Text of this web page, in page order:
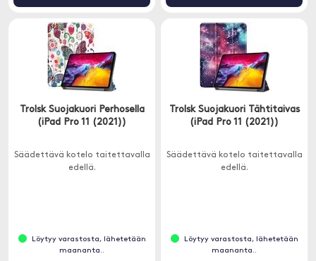
Trolsk Suojakuori Perhosella
(iPad Pro 11 (2021))
Säädettävä kotelo taitettavalla
edellä.
Löytyy varastosta, lähetetään
maananta..
Trolsk Suojakuori Tähtitaivas
(iPad Pro 11 (2021))
Säädettävä kotelo taitettavalla
edellä.
Löytyy varastosta, lähetetään
maananta..